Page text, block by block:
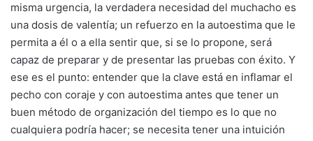
misma urgencia, la verdadera necesidad del muchacho es
una dosis de valentía; un refuerzo en la autoestima que le
permita a él o a ella sentir que, si se lo propone, será
capaz de preparar y de presentar las pruebas con éxito. Y
ese es el punto: entender que la clave está en inflamar el
pecho con coraje y con autoestima antes que tener un
buen método de organización del tiempo es lo que no
cualquiera podría hacer; se necesita tener una intuición